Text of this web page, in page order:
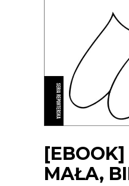
[EBOOK]
MAŁA,